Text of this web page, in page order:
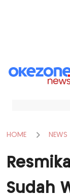
HOME NEWS
Sudah